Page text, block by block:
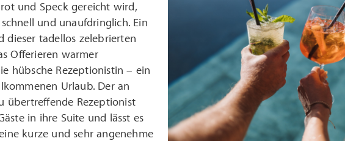
und Speck gereicht wird,
und unaufdringlich. Ein
dieser tadellos zelebrierten
Offerieren warmer
hübsche Rezeptionistin – ein
Urlaub. Der an
übertreffende Rezeptionist
in ihre Suite und lässt es
kurze und sehr angenehme